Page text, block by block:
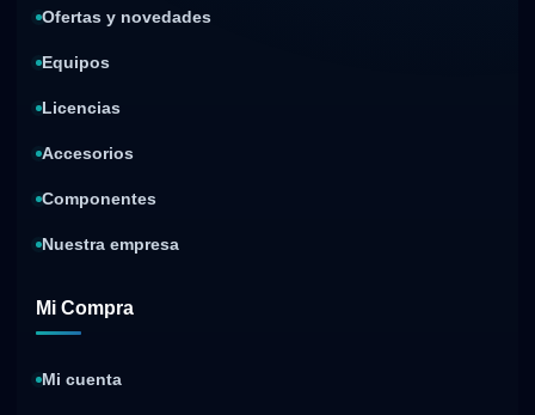
Ofertas y novedades
Equipos
Licencias
Accesorios
Componentes
Nuestra empresa
Mi Compra
Mi cuenta